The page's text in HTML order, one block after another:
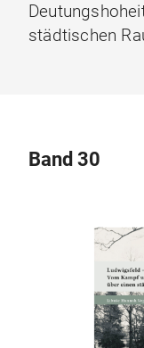
städtischen
Band 30